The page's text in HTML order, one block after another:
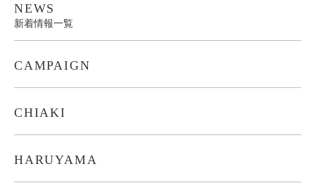
NEWS
新着情報一覧
CAMPAIGN
CHIAKI
HARUYAMA